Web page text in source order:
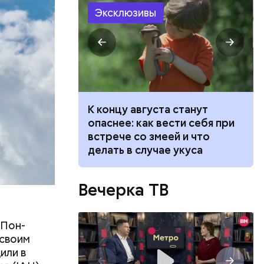
в
СССР, его
Эксклюзивы
новый
ли
К концу августа станут
опаснее: как вести себя при
встрече со змеей и что
делать в случае укуса
Вечерка ТВ